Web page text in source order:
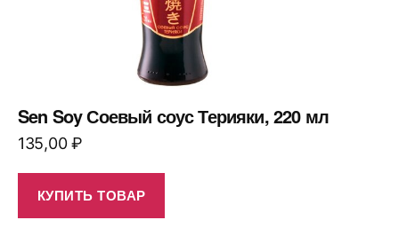
Sen Soy Соевый соус Терияки, 220 мл
135,00₽
КУПИТЬ ТОВАР